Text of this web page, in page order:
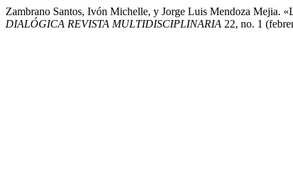
Zambrano Santos, Ivón Michelle, y Jorge Luis Mendoza Mejia.
DIALÓGICA REVISTA MULTIDISCIPLINARIA 22, no. 1